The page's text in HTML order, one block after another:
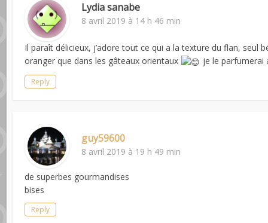
Lydia sanabe
8 avril 2019 à 14 h 46 min
Il paraît délicieux, j’adore tout ce qui a la texture du flan, seul
oranger que dans les gâteaux orientaux
je le parfumerai
Reply
guy59600
8 avril 2019 à 19 h 49 min
de superbes gourmandises
bises
Reply